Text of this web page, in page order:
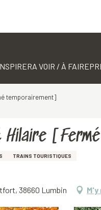
A VOIR / À FAIRE
temporairement]
Hilaire
TRAINS TOURISTIQUES
38660 Lumbin